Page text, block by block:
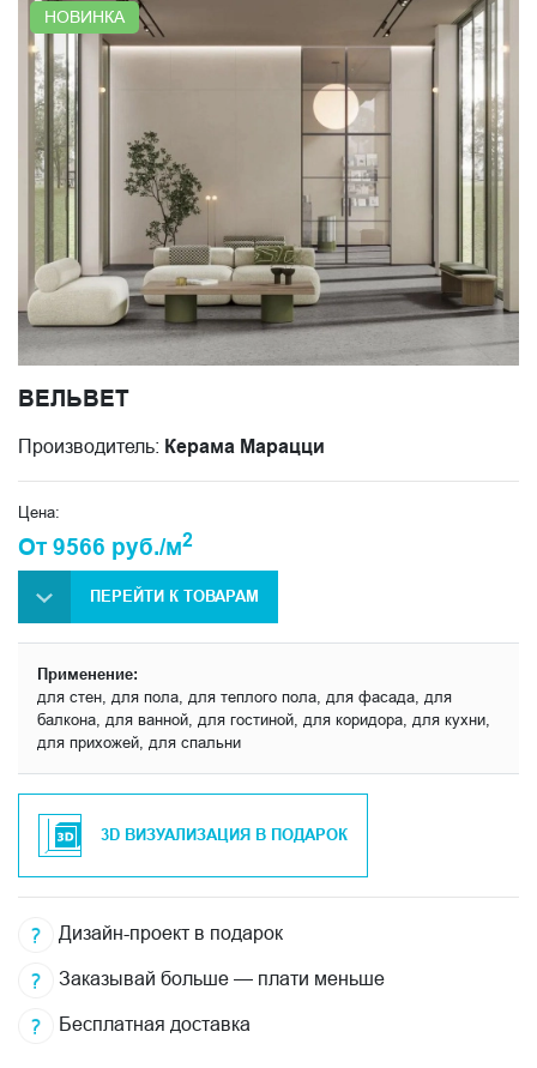
НОВИНКА
ВЕЛЬВЕТ
Производитель: Керама Марацци
Цена:
От 9566 руб./м2
ПЕРЕЙТИ К ТОВАРАМ
Применение:
для стен, для пола, для теплого пола, для фасада, для
балкона, для ванной, для гостиной, для коридора, для кухни,
для прихожей, для спальни
3D ВИЗУАЛИЗАЦИЯ В ПОДАРОК
Дизайн-проект в подарок
Заказывай больше — плати меньше
Бесплатная доставка